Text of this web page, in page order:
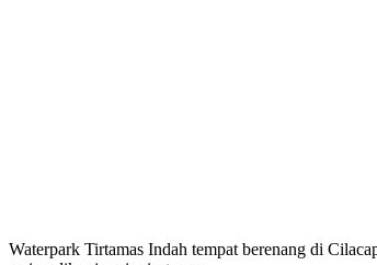
Waterpark Tirtamas Indah tempat berenang di